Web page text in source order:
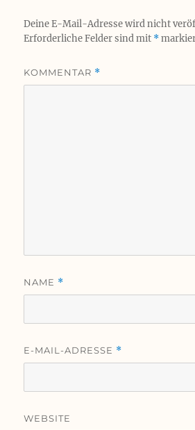
Deine E-Mail-Adresse wird nicht
Erforderliche Felder sind mit *
KOMMENTAR *
NAME *
E-MAIL-ADRESSE *
WEBSITE